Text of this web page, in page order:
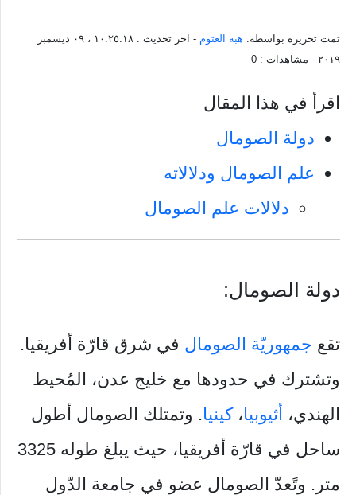
تمت تحريره بواسطة: هبة العتوم - اخر تحديث :
١٠:٢٥:١٨ ، ٠٩ ديسمبر
٢٠١٩ - مشاهدات : 0
اقرأ في هذا المقال
دولة الصومال
علم الصومال ودلالاته
دلالات علم الصومال
دولة الصومال:
تقع جمهوريّة الصومال في شرق قارّة أفريقيا.
وتشترك في حدودها مع خليج عدن، المُحيط
الهندي، أثيوبيا،كينيا. وتمتلك الصومال أطول
ساحل في قارّة أفريقيا، حيث يبلغ طوله 3325
متر. وتًعدّ الصومال عضو في جامعة الدّول